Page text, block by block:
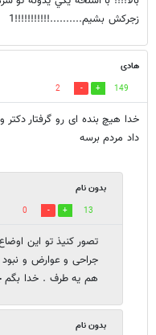
زجركش بشيم..........!!!!!!!!!!!1
هادی
149
2
خدا هیچ بنده ای رو گرفتار دکتر
داد مردم برسه
بدون نام
13
0
تصور کنیذ تو این
جراحی و عوارض و نبود
هم یه طرف . خدا بگم
بدون نام